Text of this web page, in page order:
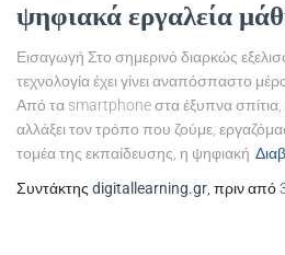
ψηφιακά εργαλεία
Εισαγωγή Στο σημερινό διαρκώς
τεχνολογία έχει γίνει αναπόσπαστο
Από τα smartphone στα έξυπνα
αλλάξει τον τρόπο που ζούμε,
τομέα της εκπαίδευσης, η ψηφιακή
Συντάκτης digitallearning.gr , πριν από